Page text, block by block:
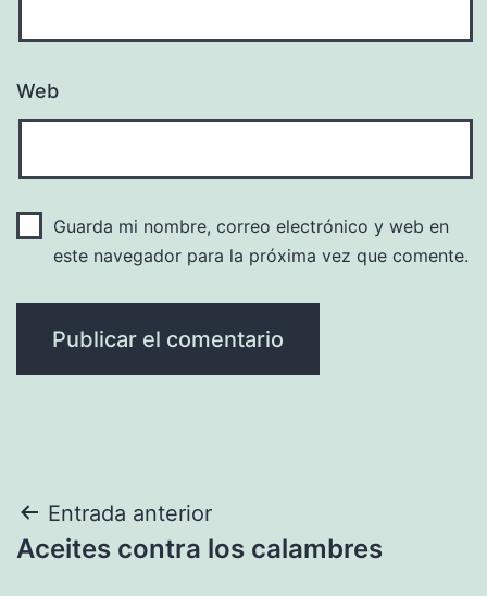
Web
Guarda mi nombre, correo electrónico y web en
este navegador para la próxima vez que comente.
Navegación
de
Entrada anterior
Aceites contra los calambres